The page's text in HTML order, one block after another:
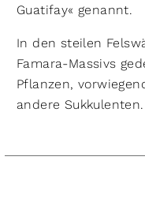
Guatifay« genannt.
In den steilen
Famara-Massivs
Pflanzen,
andere Sukkulenten.